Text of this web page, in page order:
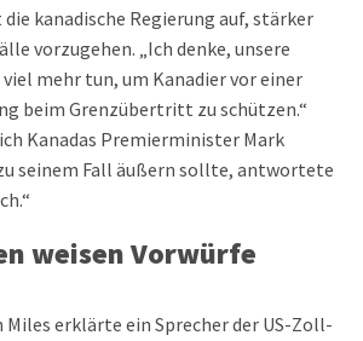
kanadische Regierung auf, stärker
vorzugehen. „Ich denke, unsere
mehr tun, um Kanadier vor einer
beim Grenzübertritt zu schützen.“
Kanadas Premierminister Mark
seinem Fall äußern sollte, antwortete
weisen Vorwürfe
Miles erklärte ein Sprecher der US-Zoll-